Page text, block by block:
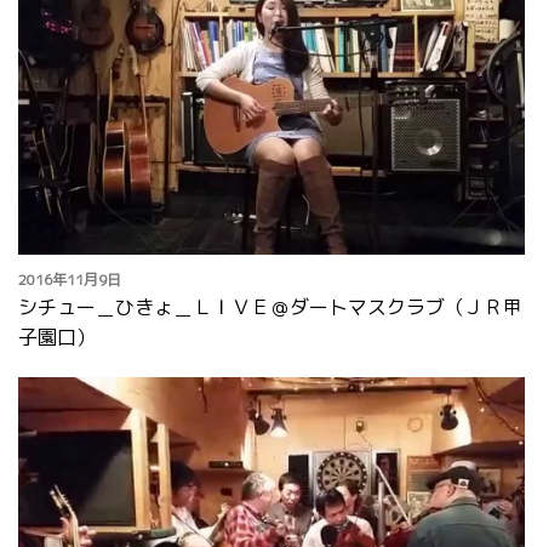
2016年11月9日
シチュー＿ひきょ＿ＬＩＶＥ＠ダートマスクラブ（ＪＲ甲
子園口）